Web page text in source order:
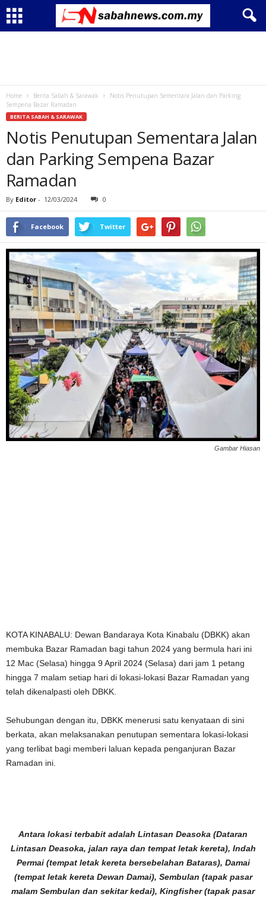
Home Berita Sabah & Sarawak
Notis Penutupan Sementara Jalan dan Parking
Sempena Bazar Ramadan
BERITA SABAH & SARAWAK
Notis Penutupan Sementara Jalan
dan Parking Sempena Bazar
Ramadan
By Editor - 12/03/2024 0
Facebook Twitter
Gambar Hiasan
KOTA KINABALU: Dewan Bandaraya Kota Kinabalu (DBKK) akan
membuka Bazar Ramadan bagi tahun 2024 yang bermula hari ini
12 Mac (Selasa) hingga 9 April 2024 (Selasa) dari jam 1 petang
hingga 7 malam setiap hari di lokasi-lokasi Bazar Ramadan yang
telah dikenalpasti oleh DBKK.
Sehubungan dengan itu, DBKK menerusi satu kenyataan di sini
berkata, akan melaksanakan penutupan sementara lokasi-lokasi
yang terlibat bagi memberi laluan kepada penganjuran Bazar
Ramadan ini.
Antara lokasi terbabit adalah Lintasan Deasoka (Dataran
Lintasan Deasoka, jalan raya dan tempat letak kereta), Indah
Permai (tempat letak kereta bersebelahan Bataras), Damai
(tempat letak kereta Dewan Damai), Sembulan (tapak pasar
malam Sembulan dan sekitar kedai), Kingfisher (tapak pasar